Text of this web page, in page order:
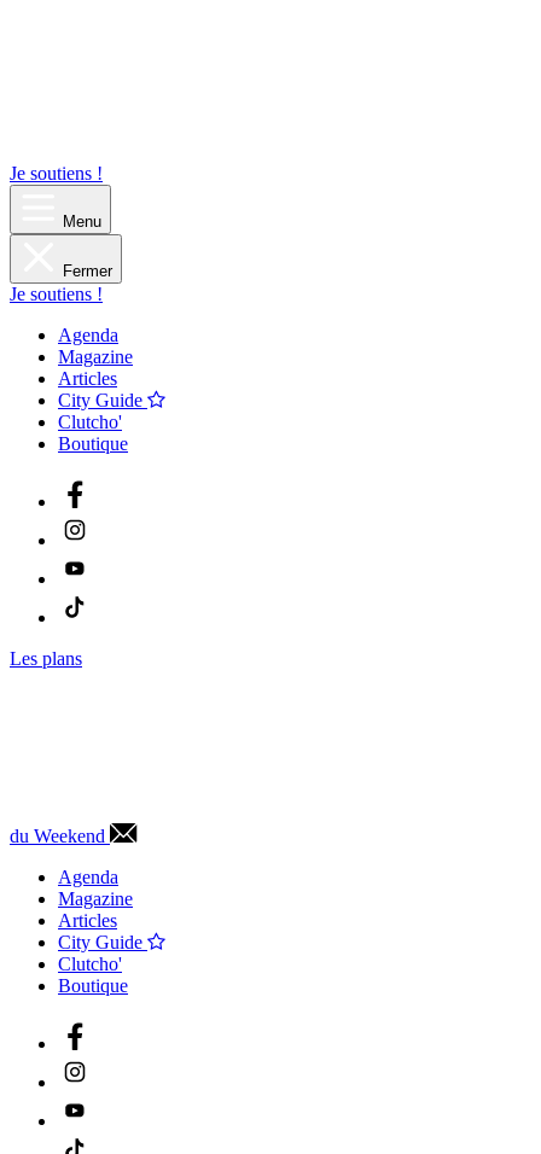
Je soutiens !
Menu
Fermer
Je soutiens !
Agenda
Magazine
Articles
City Guide
Clutcho'
Boutique
Les plans
du Weekend
Agenda
Magazine
Articles
City Guide
Clutcho'
Boutique